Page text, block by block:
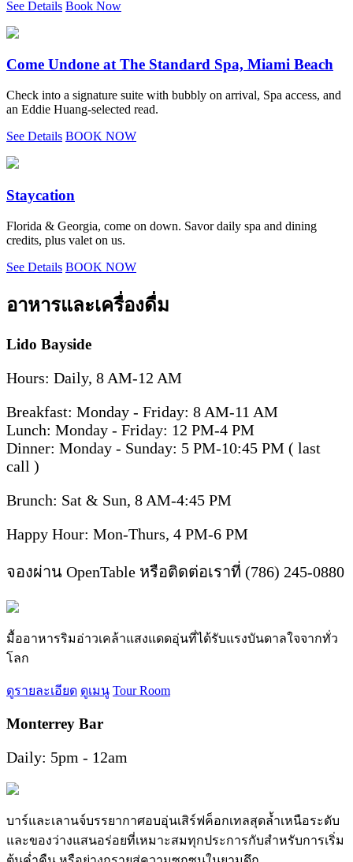
See Details Book Now
Come Undone at The Standard Spa, Miami Beach
Check into a signature suite with bubbly on arrival, Spa access, and
an Eddie Huang-selected read.
See Details BOOK NOW
Staycation
Florida & Georgia, come on down. Savor daily spa and dining
credits, plus valet on us.
See Details BOOK NOW
อาหารและเครื่องดื่ม
Lido Bayside
Hours: Daily, 8 AM-12 AM
Breakfast: Monday - Friday: 8 AM-11 AM
Lunch: Monday - Friday: 12 PM-4 PM
Dinner: Monday - Sunday: 5 PM-10:45 PM ( last
call )
Brunch: Sat & Sun, 8 AM-4:45 PM
Happy Hour: Mon-Thurs, 4 PM-6 PM
จองผ่าน OpenTable หรือติดต่อเราที่ (786) 245-0880
มื้ออาหารริมอ่าวเคล้าแสงแดดอุ่นที่ได้รับแรงบันดาลใจจากทั่ว
โลก
ดูรายละเอียด ดูเมนู Tour Room
Monterrey Bar
Daily: 5pm - 12am
บาร์และเลานจ์บรรยากาศอบอุ่นเสิร์ฟค็อกเทลสุดล้ำเหนือระดับ
และของว่างแสนอร่อยที่เหมาะสมทุกประการกับสำหรับการเริ่ม